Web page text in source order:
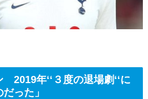
2019年‘‘３度の退場劇‘‘に
った」